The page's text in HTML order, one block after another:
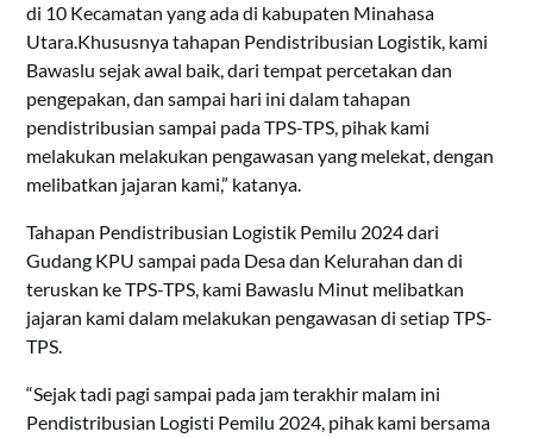
di 10 Kecamatan yang ada di kabupaten Minahasa
Utara.Khususnya tahapan Pendistribusian Logistik, kami
Bawaslu sejak awal baik, dari tempat percetakan dan
pengepakan, dan sampai hari ini dalam tahapan
pendistribusian sampai pada TPS-TPS, pihak kami
melakukan melakukan pengawasan yang melekat, dengan
melibatkan jajaran kami,” katanya.
Tahapan Pendistribusian Logistik Pemilu 2024 dari
Gudang KPU sampai pada Desa dan Kelurahan dan di
teruskan ke TPS-TPS, kami Bawaslu Minut melibatkan
jajaran kami dalam melakukan pengawasan di setiap TPS-
TPS.
“Sejak tadi pagi sampai pada jam terakhir malam ini
Pendistribusian Logisti Pemilu 2024, pihak kami bersama